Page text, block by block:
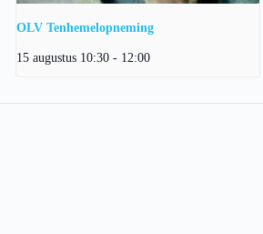
OLV Tenhemelopneming
15 augustus 10:30 - 12:00